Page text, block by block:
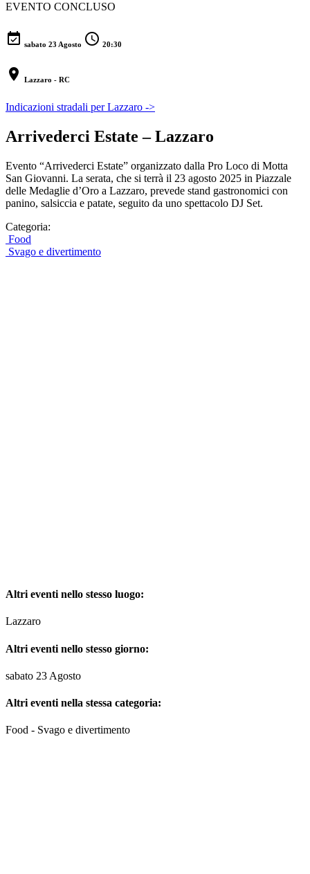
EVENTO CONCLUSO
event_available sabato 23 Agosto schedule 20:30
location_on Lazzaro - RC
Indicazioni stradali per Lazzaro ->
Arrivederci Estate – Lazzaro
Evento “Arrivederci Estate” organizzato dalla Pro Loco di Motta
San Giovanni. La serata, che si terrà il 23 agosto 2025 in Piazzale
delle Medaglie d’Oro a Lazzaro, prevede stand gastronomici con
panino, salsiccia e patate, seguito da uno spettacolo DJ Set.
Categoria:
Food
Svago e divertimento
Altri eventi nello stesso luogo:
Lazzaro
Altri eventi nello stesso giorno:
sabato 23 Agosto
Altri eventi nella stessa categoria:
Food - Svago e divertimento